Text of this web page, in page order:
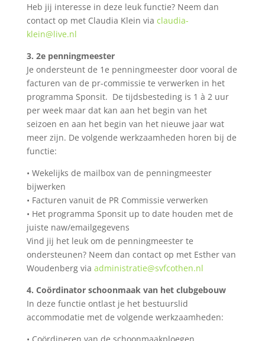
Heb jij interesse in deze leuk functie? Neem dan
contact op met Claudia Klein via claudia-
klein@live.nl
3. 2epenningmeester
Je ondersteunt de 1e penningmeester door vooral de
facturen van de pr-commissie te verwerken in het
programma Sponsit. De tijdsbesteding is 1 à 2 uur
per week maar dat kan aan het begin van het
seizoen en aan het begin van het nieuwe jaar wat
meer zijn. De volgende werkzaamheden horen bij de
functie:
• Wekelijks de mailbox van de penningmeester
bijwerken
• Facturen vanuit de PR Commissie verwerken
• Het programma Sponsit up to date houden met de
juiste naw/emailgegevens
Vind jij het leuk om de penningmeester te
ondersteunen? Neem dan contact op met Esther van
Woudenberg via administratie@svfcothen.nl
4. Coördinatorschoonmaak van het clubgebouw
In deze functie ontlast je het bestuurslid
accommodatie met de volgende werkzaamheden:
• Coördineren van de schoonmaakploegen